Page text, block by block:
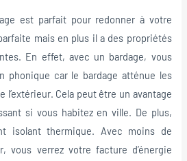
est parfait pour redonner à votre
mais en plus il a des propriétés
En effet, avec un bardage, vous
phonique car le bardage atténue les
Cela peut être un avantage
si vous habitez en ville. De plus,
isolant thermique. Avec moins de
vous verrez votre facture d’énergie